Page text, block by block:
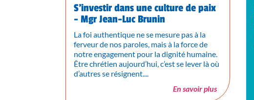
S’investir dans une culture de paix
- Mgr Jean-Luc Brunin
La foi authentique ne se mesure pas à la
ferveur de nos paroles, mais à la force de
notre engagement pour la dignité humaine.
Être chrétien aujourd’hui, c’est se lever là où
d’autres se résignent....
En savoir plus